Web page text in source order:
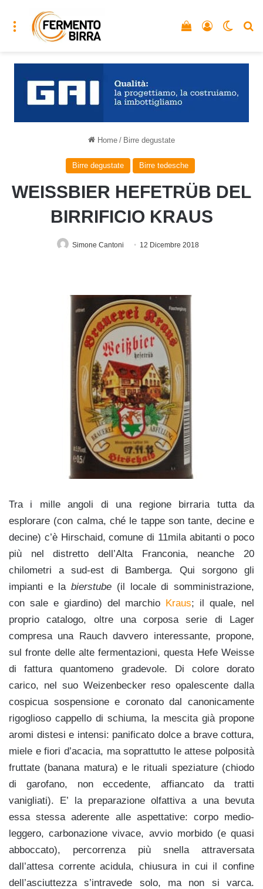
Menu Accedi
Vedi il carrello
Home / Birre degustate
Birre degustate Birre tedesche
WEISSBIER HEFETRÜB DEL
BIRRIFICIO KRAUS
Simone Cantoni 12 Dicembre 2018
Tra i mille angoli di una regione birraria tutta da
esplorare (con calma, ché le tappe son tante, decine e
decine) c’è Hirschaid, comune di 11mila abitanti o poco
più nel distretto dell’Alta Franconia, neanche 20
chilometri a sud-est di Bamberga. Qui sorgono gli
impianti e labierstube (il locale di somministrazione,
con sale e giardino) del marchio Kraus; il quale, nel
proprio catalogo, oltre una corposa serie di Lager
compresa una Rauch davvero interessante, propone,
sul fronte delle alte fermentazioni, questa Hefe Weisse
di fattura quantomeno gradevole. Di colore dorato
carico, nel suo Weizenbecker reso opalescente dalla
cospicua sospensione e coronato dal canonicamente
rigoglioso cappello di schiuma, la mescita già propone
aromi distesi e intensi: panificato dolce a brave cottura,
miele e fiori d’acacia, ma soprattutto le attese polposità
fruttate (banana matura) e le rituali speziature (chiodo
di garofano, non eccedente, affiancato da tratti
vanigliati). E’ la preparazione olfattiva a una bevuta
essa stessa aderente alle aspettative: corpo medio-
leggero, carbonazione vivace, avvio morbido (e quasi
abboccato), percorrenza più snella attraversata
dall’attesa corrente acidula, chiusura in cui il confine
dell’asciuttezza s’intravede solo, ma non si varca.